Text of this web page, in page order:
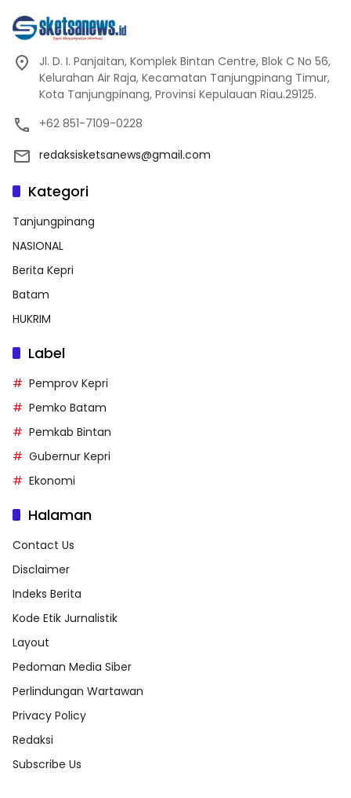
Jl. D. I. Panjaitan, Komplek Bintan Centre, Blok C No 56,
Kelurahan Air Raja, Kecamatan Tanjungpinang Timur,
Kota Tanjungpinang, Provinsi Kepulauan Riau.29125.
+62 851-7109-0228
redaksisketsanews@gmail.com
Kategori
Tanjungpinang
NASIONAL
Berita Kepri
Batam
HUKRIM
Label
Pemprov Kepri
Pemko Batam
Pemkab Bintan
Gubernur Kepri
Ekonomi
Halaman
Contact Us
Disclaimer
Indeks Berita
Kode Etik Jurnalistik
Layout
Pedoman Media Siber
Perlindungan Wartawan
Privacy Policy
Redaksi
Subscribe Us